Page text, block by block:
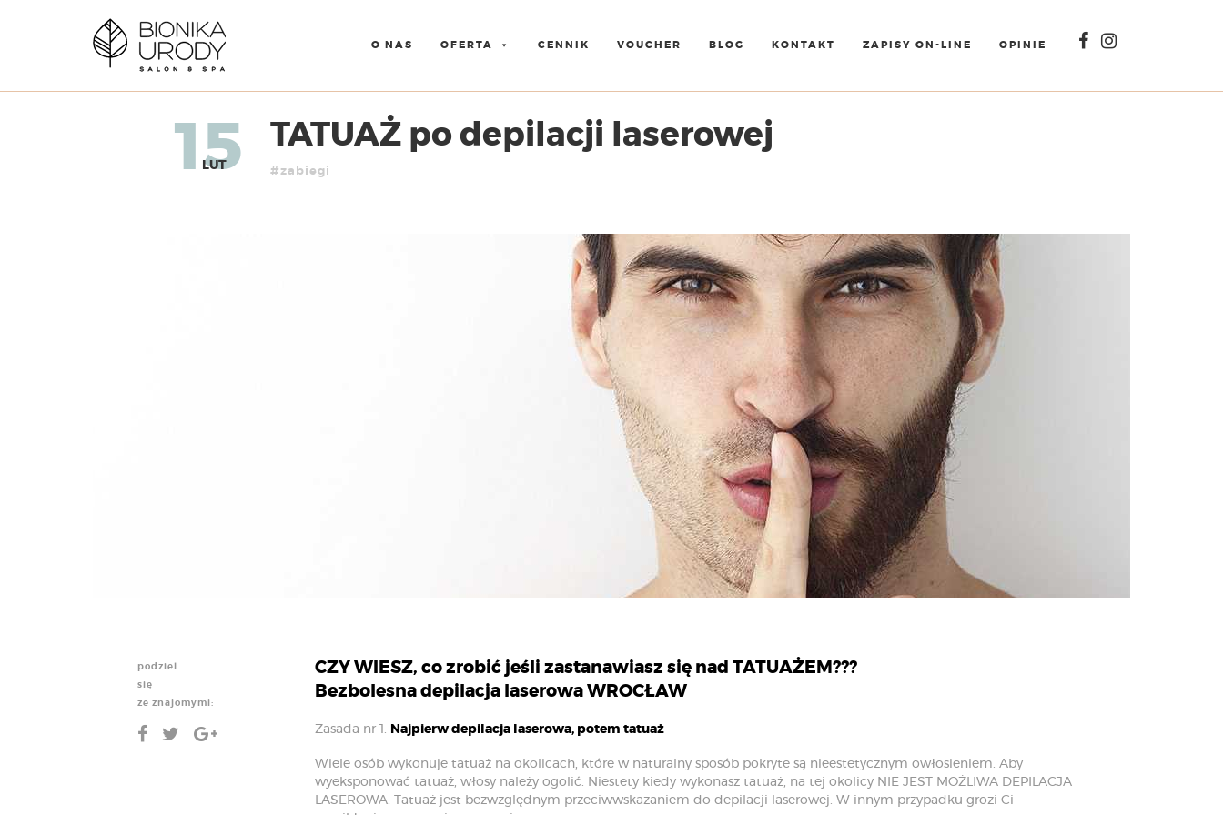
O NAS OFERTA CENNIK VOUCHER BLOG KONTAKT ZAPISY ON-LINE OPINIE
15
LUT
TATUAŻ po depilacji laserowej
#zabiegi
CZY WIESZ, co zrobić jeśli zastanawiasz się nad TATUAŻEM???
Bezbolesna depilacja laserowa WROCŁAW
Zasada nr 1: Najpierw depilacja laserowa, potem tatuaż
Wiele osób wykonuje tatuaż na okolicach, które w naturalny sposób pokryte są nieestetycznym owłosieniem. Aby
wyeksponować tatuaż, włosy należy ogolić. Niestety kiedy wykonasz tatuaż, na tej okolicy NIE JEST MOŻLIWA DEPILACJA
LASEROWA. Tatuaż jest bezwzględnym przeciwwskazaniem do depilacji laserowej. W innym przypadku grozi Ci
podziel
się
ze znajomymi: